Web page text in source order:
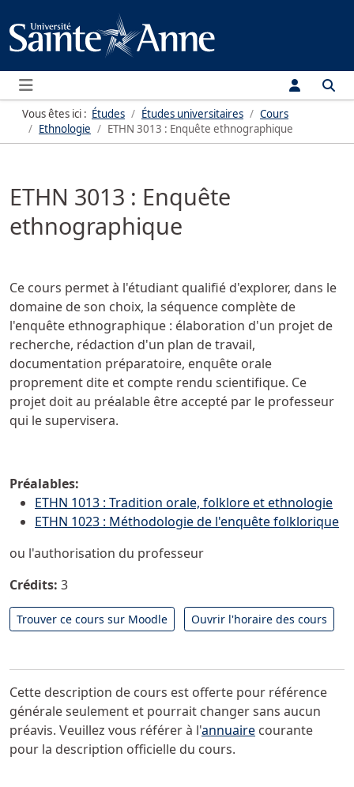
Menu
Vous êtes ici : Études Études universitaires
Cours
Ethnologie
ETHN 3013 : Enquête ethnographique
ETHN 3013 : Enquête
ethnographique
Ce cours permet à l'étudiant qualifié d'explorer, dans le
domaine de son choix, la séquence complète de
l'enquête ethnographique : élaboration d'un projet de
recherche, rédaction d'un plan de travail,
documentation préparatoire, enquête orale
proprement dite et compte rendu scientifique. Ce
projet doit au préalable être accepté par le professeur
qui le supervisera.
Préalables:
ETHN 1013 : Tradition orale, folklore et ethnologie
ETHN 1023 : Méthodologie de l'enquête folklorique
ou l'authorisation du professeur
Crédits: 3
Trouver ce cours sur Moodle Ouvrir l'horaire des cours
Cette description de cours est offerte pour référence
générale seulement et pourrait changer sans aucun
préavis. Veuillez vous référer à l'annuaire courante
pour la description officielle du cours.